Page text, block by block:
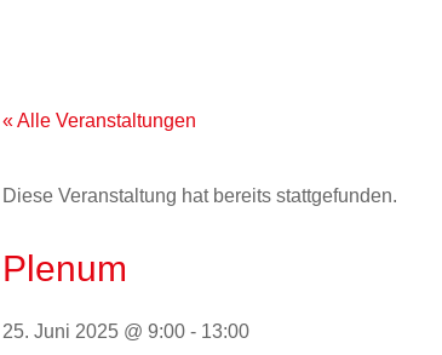
« Alle Veranstaltungen
Diese Veranstaltung hat bereits stattgefunden.
Plenum
25. Juni 2025 @ 9:00 - 13:00